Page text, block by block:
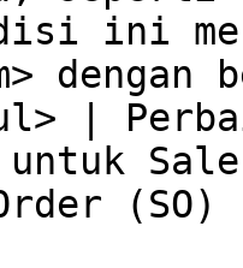
ini
|